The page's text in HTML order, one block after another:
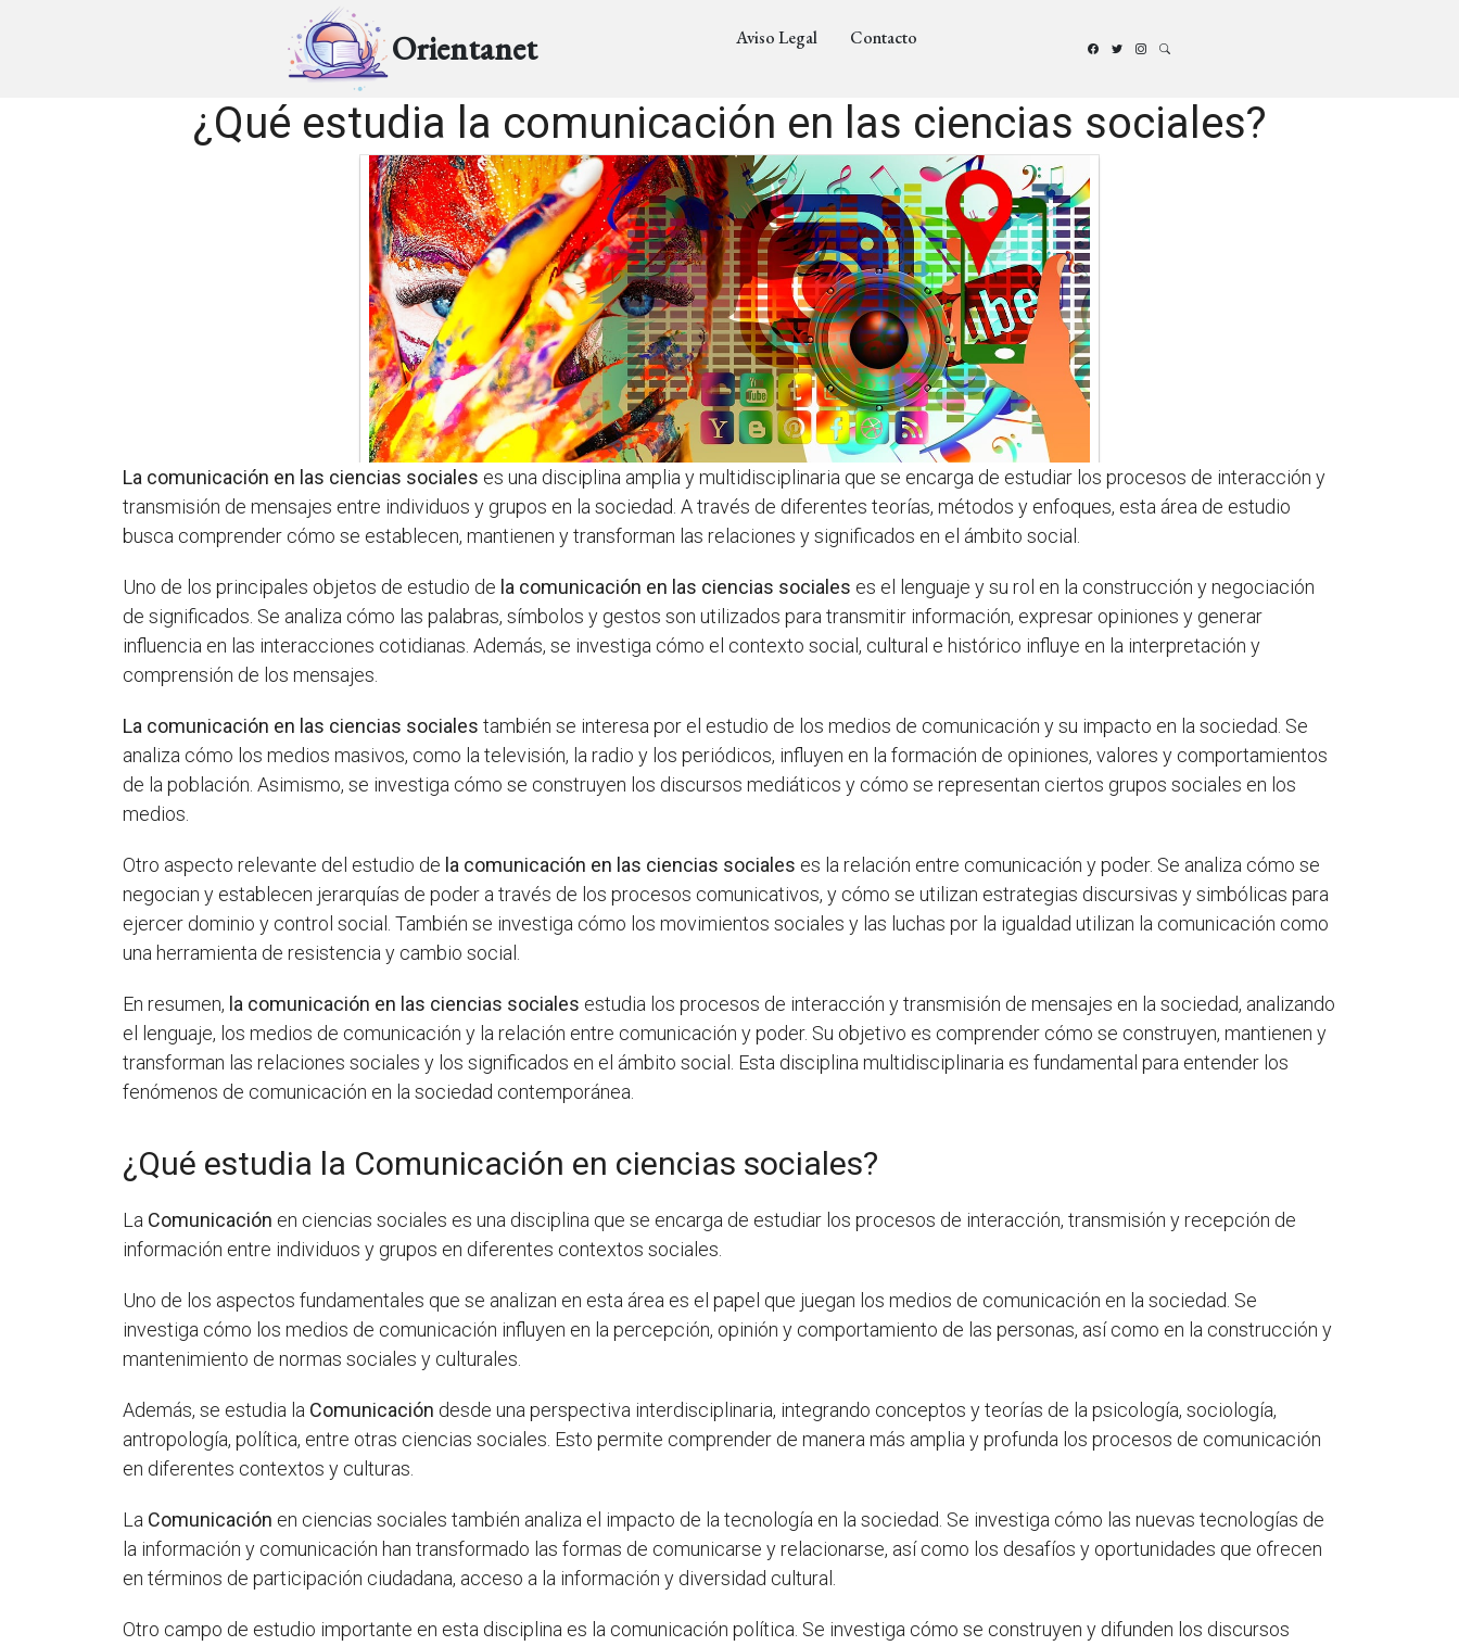
Orientanet Aviso Legal Contacto
¿Qué estudia la comunicación en las ciencias sociales?
La comunicación en las ciencias sociales es una disciplina amplia y multidisciplinaria que se encarga de estudiar los procesos de interacción y
transmisión de mensajes entre individuos y grupos en la sociedad. A través de diferentes teorías, métodos y enfoques, esta área de estudio
busca comprender cómo se establecen, mantienen y transforman las relaciones y significados en el ámbito social.
Uno de los principales objetos de estudio de la comunicación en las ciencias sociales es el lenguaje y su rol en la construcción y negociación
de significados. Se analiza cómo las palabras, símbolos y gestos son utilizados para transmitir información, expresar opiniones y generar
influencia en las interacciones cotidianas. Además, se investiga cómo el contexto social, cultural e histórico influye en la interpretación y
comprensión de los mensajes.
La comunicación en las ciencias sociales también se interesa por el estudio de los medios de comunicación y su impacto en la sociedad. Se
analiza cómo los medios masivos, como la televisión, la radio y los periódicos, influyen en la formación de opiniones, valores y comportamientos
de la población. Asimismo, se investiga cómo se construyen los discursos mediáticos y cómo se representan ciertos grupos sociales en los
medios.
Otro aspecto relevante del estudio de la comunicación en las ciencias sociales es la relación entre comunicación y poder. Se analiza cómo se
negocian y establecen jerarquías de poder a través de los procesos comunicativos, y cómo se utilizan estrategias discursivas y simbólicas para
ejercer dominio y control social. También se investiga cómo los movimientos sociales y las luchas por la igualdad utilizan la comunicación como
una herramienta de resistencia y cambio social.
En resumen, la comunicación en las ciencias sociales estudia los procesos de interacción y transmisión de mensajes en la sociedad, analizando
el lenguaje, los medios de comunicación y la relación entre comunicación y poder. Su objetivo es comprender cómo se construyen, mantienen y
transforman las relaciones sociales y los significados en el ámbito social. Esta disciplina multidisciplinaria es fundamental para entender los
fenómenos de comunicación en la sociedad contemporánea.
¿Qué estudia la Comunicación en ciencias sociales?
La Comunicación en ciencias sociales es una disciplina que se encarga de estudiar los procesos de interacción, transmisión y recepción de
información entre individuos y grupos en diferentes contextos sociales.
Uno de los aspectos fundamentales que se analizan en esta área es el papel que juegan los medios de comunicación en la sociedad. Se
investiga cómo los medios de comunicación influyen en la percepción, opinión y comportamiento de las personas, así como en la construcción y
mantenimiento de normas sociales y culturales.
Además, se estudia la Comunicación desde una perspectiva interdisciplinaria, integrando conceptos y teorías de la psicología, sociología,
antropología, política, entre otras ciencias sociales. Esto permite comprender de manera más amplia y profunda los procesos de comunicación
en diferentes contextos y culturas.
La Comunicación en ciencias sociales también analiza el impacto de la tecnología en la sociedad. Se investiga cómo las nuevas tecnologías de
la información y comunicación han transformado las formas de comunicarse y relacionarse, así como los desafíos y oportunidades que ofrecen
en términos de participación ciudadana, acceso a la información y diversidad cultural.
Otro campo de estudio importante en esta disciplina es la comunicación política. Se investiga cómo se construyen y difunden los discursos